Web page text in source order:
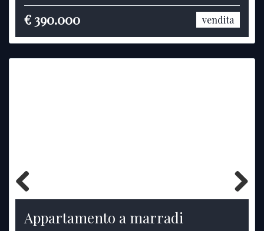
€ 390.000 vendita
Previous Next
Appartamento a marradi